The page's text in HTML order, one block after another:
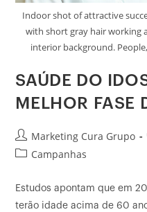
Indoor shot of attractive
with short gray hair working
interior background.
SAÚDE DO
MELHOR FASE
Marketing Cura Grupo
Campanhas
Estudos apontam que em
terão idade acima de 60